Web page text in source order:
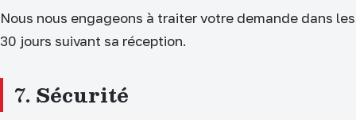
Nous nous engageons à traiter votre demande dans les
30 jours suivant sa réception.
7. Sécurité